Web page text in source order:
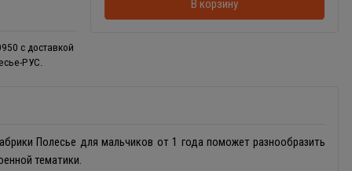
В корзину
с доставкой
РУС.
Полесье для мальчиков от 1 года поможет разнообразить
тематики.